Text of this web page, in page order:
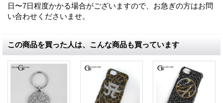
日〜7日程度かかる場合がございますので、お急ぎの方はお問
い合わせくださいませ。
この商品を買った人は、こんな商品も買っています